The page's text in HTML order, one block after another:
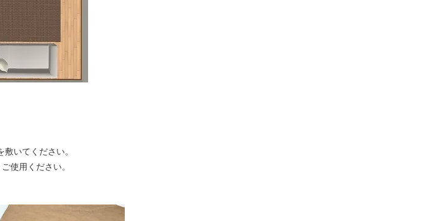
いてください。
使用ください。